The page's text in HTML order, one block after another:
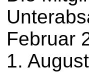
Februar
1.